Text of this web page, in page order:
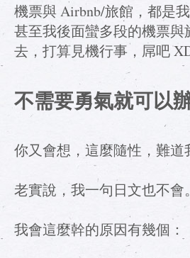
機票與 Airbnb/旅館，都是我
甚至我後面蠻多段的機票與
去，打算見機行事，屌吧
不需要勇氣就可以
你又會想，這麼隨性，難道
老實說，我一句日文也不會。
我會這麼幹的原因有幾個：